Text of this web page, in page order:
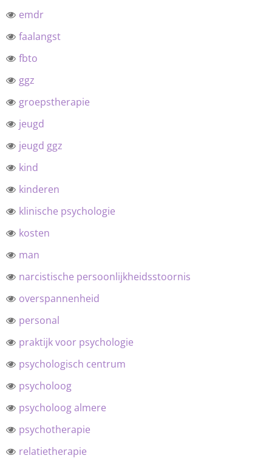
emdr
faalangst
fbto
ggz
groepstherapie
jeugd
jeugd ggz
kind
kinderen
klinische psychologie
kosten
man
narcistische persoonlijkheidsstoornis
overspannenheid
personal
praktijk voor psychologie
psychologisch centrum
psycholoog
psycholoog almere
psychotherapie
relatietherapie